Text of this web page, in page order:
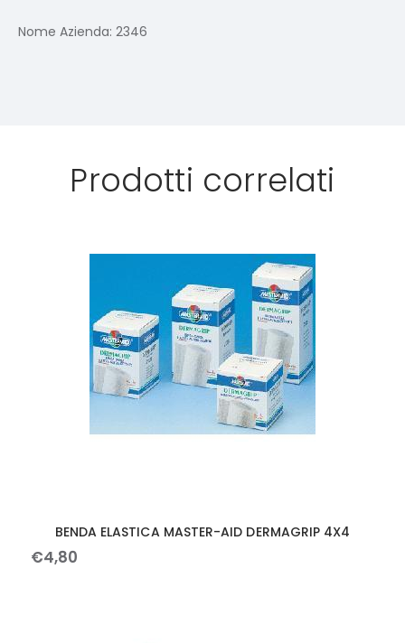
Nome Azienda: 2346
Prodotti correlati
BENDA ELASTICA MASTER-AID DERMAGRIP 4X4
€4,80